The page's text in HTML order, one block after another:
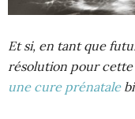
Et si, en tant que
résolution pour cette
une cure prénatale